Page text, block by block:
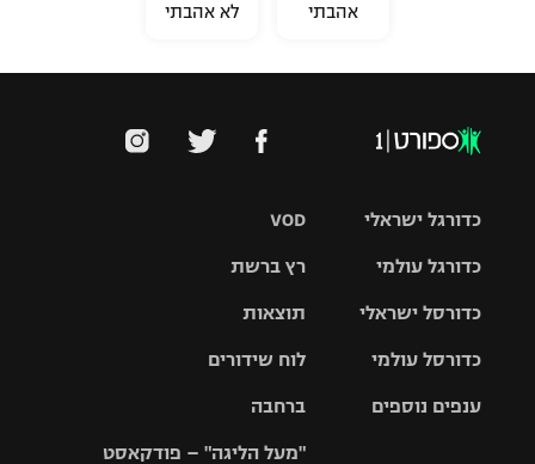
אהבתי לא אהבתי
VOD
רץ ברשת
תוצאות
לוח שידורים
ברחבה
"מעל הליגה" – פודקאסט
כדורגל ישראלי
גביע הטוטו
כדורגל עולמי
האלופות
ליגה
כדורסל ישראלי
סל
כדורסל עולמי
ענפים נוספים